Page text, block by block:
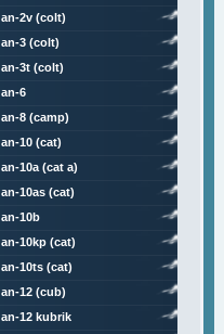
an-2v (colt)
an-3 (colt)
an-3t (colt)
an-6
an-8 (camp)
an-10 (cat)
an-10a (cat a)
an-10as (cat)
an-10b
an-10kp (cat)
an-10ts (cat)
an-12 (cub)
an-12 kubrik